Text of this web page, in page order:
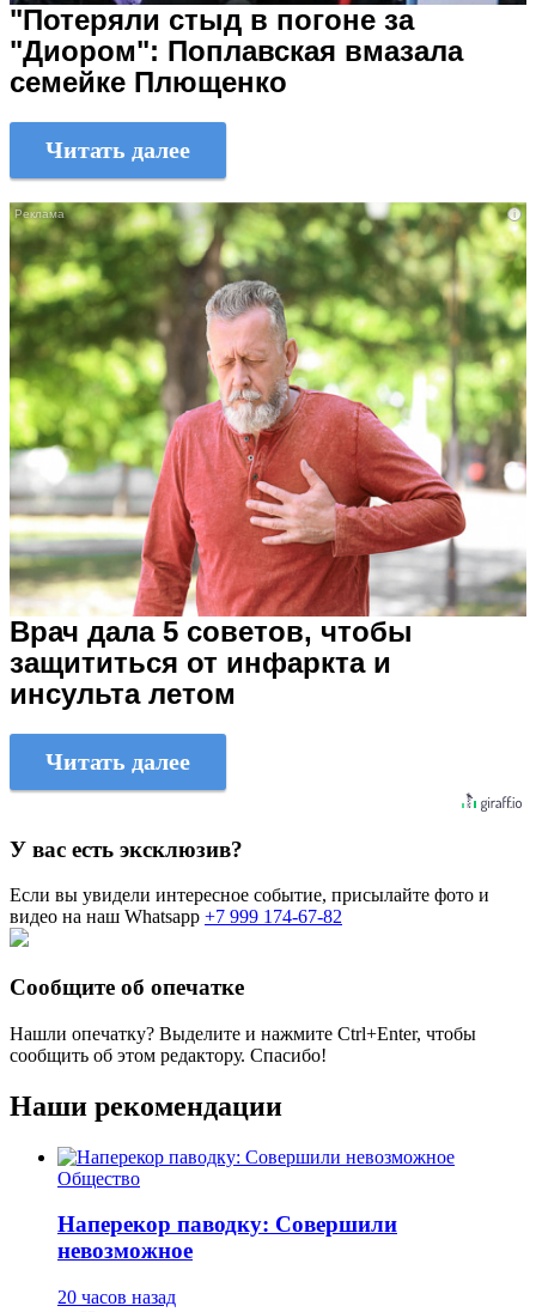
"Потеряли стыд в погоне за
"Диором": Поплавская вмазала
семейке Плющенко
Читать далее
i
Врач дала 5 советов, чтобы
защититься от инфаркта и
инсульта летом
Читать далее
У вас есть эксклюзив?
Если вы увидели интересное событие, присылайте фото и
видео на наш Whatsapp +7 999 174-67-82
Сообщите об опечатке
Нашли опечатку? Выделите и нажмите Ctrl+Enter, чтобы
сообщить об этом редактору. Спасибо!
Наши рекомендации
Общество
Наперекор паводку: Совершили
невозможное
20 часов назад